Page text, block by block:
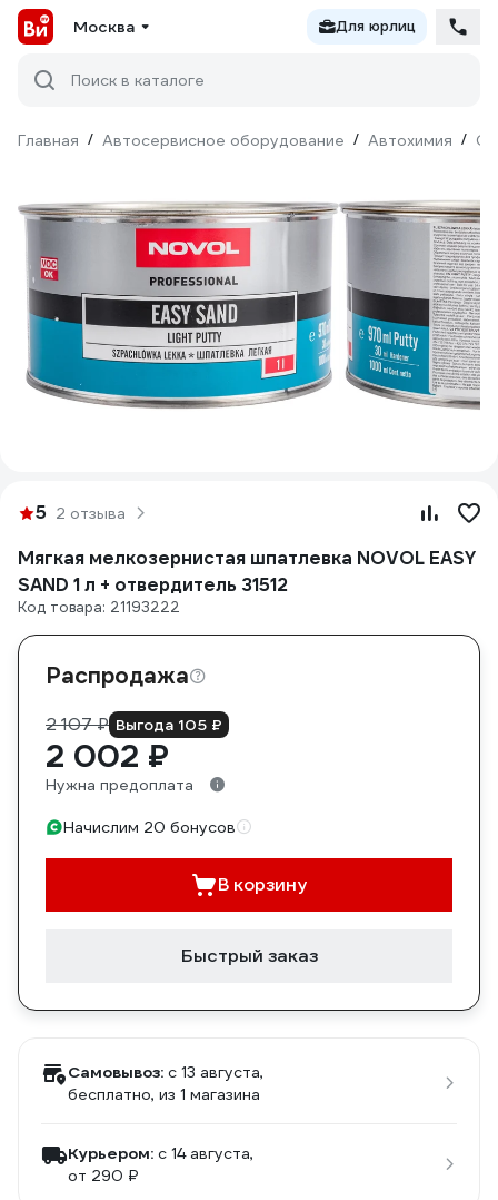
Москва Для юрлиц
Поиск в каталоге
Главная / Автосервисное оборудование / Автохимия /
5 2 отзыва
Мягкая мелкозернистая шпатлевка NOVOL EASY
SAND 1 л + отвердитель 31512
Код товара: 21193222
Распродажа
2 107 ₽ Выгода 105 ₽
2 002 ₽
Нужна предоплата
Начислим 20 бонусов
В корзину
Быстрый заказ
Самовывоз: c 13 августа,
бесплатно, из 1 магазина
Курьером: c 14 августа,
от 290 ₽